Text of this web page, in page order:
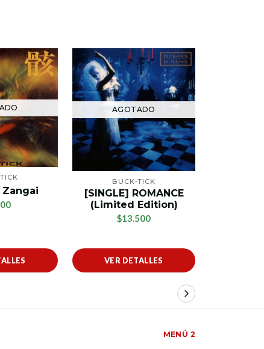
Zangai
AGOTADO
BUCK-TICK
[SINGLE] ROMANCE
(Limited Edition)
$13.500
VER DETALLES
MENÚ 2